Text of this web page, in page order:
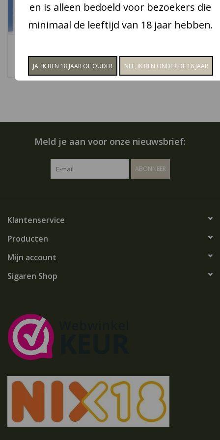
Koffie en thee
€1,75
Meld je aan voor onze nieuwsbrief:
ABONNEER
Klantenservice
Producten
Mijn account
Sigaren Shop
en is alleen bedoeld voor bezoekers die
minimaal de leeftijd van 18 jaar hebben.